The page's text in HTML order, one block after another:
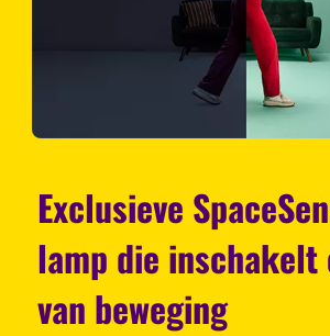
Exclusieve
lamp die inschakelt
van beweging